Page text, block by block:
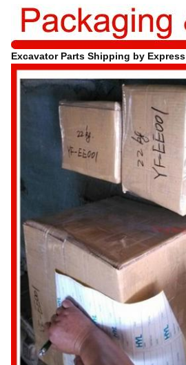
Excavator Parts Shipping by Express